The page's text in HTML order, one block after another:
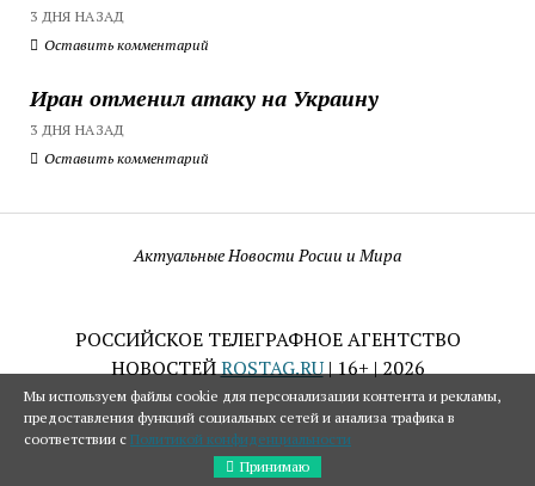
3 ДНЯ НАЗАД
Оставить комментарий
Иран отменил атаку на Украину
3 ДНЯ НАЗАД
Оставить комментарий
Актуальные Новости Росии и Мира
РОССИЙСКОЕ ТЕЛЕГРАФНОЕ АГЕНТСТВО
НОВОСТЕЙROSTAG.RU| 16+ | 2026
Мы используем файлы cookie для персонализации контента и рекламы,
предоставления функций социальных сетей и анализа трафика в
соответствии с Политикой конфиденциальности
Принимаю